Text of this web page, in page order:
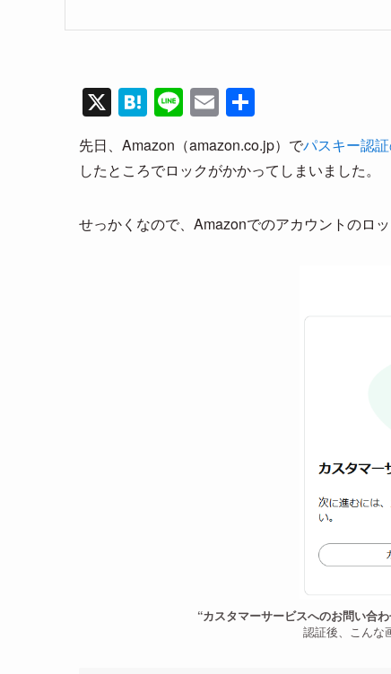
X H
at
e
n
a
Li
n
e
E
m
ail
有
先日、Amazon（amazon.co.jp）でパスキー認
したところでロックがかかってしまいました。
せっかくなので、Amazonでのアカウントのロ
“カスタマーサービスへのお問い合
認証後、こんな